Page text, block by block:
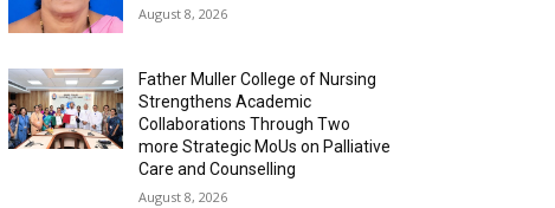
August 8, 2026
Father Muller College of Nursing
Strengthens Academic
Collaborations Through Two
more Strategic MoUs on Palliative
Care and Counselling
August 8, 2026